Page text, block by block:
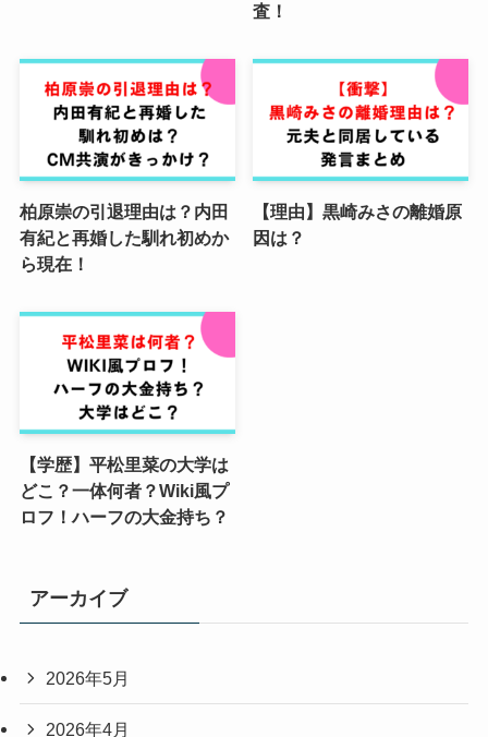
査！
柏原崇の引退理由は？内田
有紀と再婚した馴れ初めか
ら現在！
【理由】黒崎みさの離婚原
因は？
【学歴】平松里菜の大学は
どこ？一体何者？Wiki風プ
ロフ！ハーフの大金持ち？
アーカイブ
2026年5月
2026年4月